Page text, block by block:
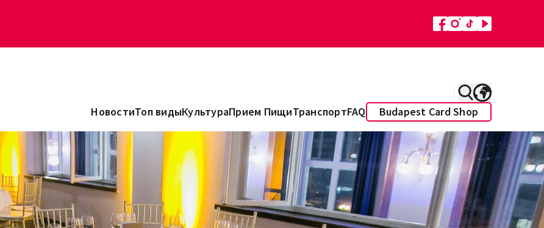
НовостиТоп видыКультураПрием ПищиТранспортFAQ Budapest Card Shop